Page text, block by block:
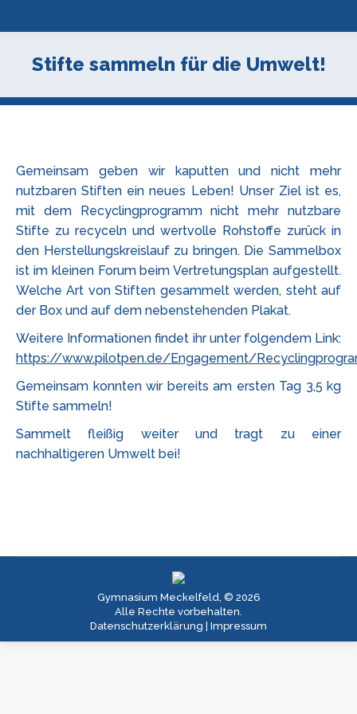
Stifte sammeln für die Umwelt!
Gemeinsam geben wir kaputten und nicht mehr
nutzbaren Stiften ein neues Leben! Unser Ziel ist es,
mit dem Recyclingprogramm nicht mehr nutzbare
Stifte zu recyceln und wertvolle Rohstoffe zurück in
den Herstellungskreislauf zu bringen. Die Sammelbox
ist im kleinen Forum beim Vertretungsplan aufgestellt.
Welche Art von Stiften gesammelt werden, steht auf
der Box und auf dem nebenstehenden Plakat.
Weitere Informationen findet ihr unter folgendem Link:
https://www.pilotpen.de/Engagement/
Gemeinsam konnten wir bereits am ersten Tag 3,5 kg
Stifte sammeln!
Sammelt fleißig weiter und tragt zu einer
nachhaltigeren Umwelt bei!
Gymnasium Meckelfeld, © 2026
Alle Rechte vorbehalten.
Datenschutzerklärung
Impressum